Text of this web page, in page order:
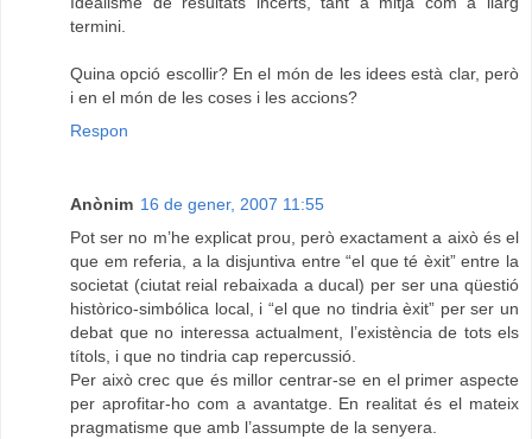
termini.
Quina opció escollir? En el món de les idees està clar, però
i en el món de les coses i les accions?
Respon
Anònim 16 de gener, 2007 11:55
Pot ser no m’he explicat prou, però exactament a això és el
que em referia, a la disjuntiva entre “el que té èxit” entre la
societat (ciutat reial rebaixada a ducal) per ser una qüestió
històrico-simbólica local, i “el que no tindria èxit” per ser un
debat que no interessa actualment, l’existència de tots els
títols, i que no tindria cap repercussió.
Per això crec que és millor centrar-se en el primer aspecte
per aprofitar-ho com a avantatge. En realitat és el mateix
pragmatisme que amb l’assumpte de la senyera.